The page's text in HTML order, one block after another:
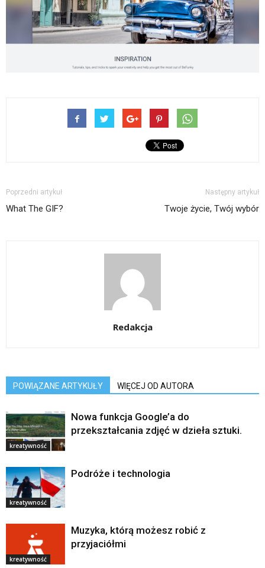
Poprzedni artykuł
What The GIF?
Następny artykuł
Twoje życie, Twój wybór
Redakcja
POWIĄZANE ARTYKUŁY WIĘCEJ OD AUTORA
kreatywność
Nowa funkcja Google’a do
przekształcania zdjęć w dzieła sztuki.
kreatywność
Podróże i technologia
kreatywność
Muzyka, którą możesz robić z
przyjaciółmi